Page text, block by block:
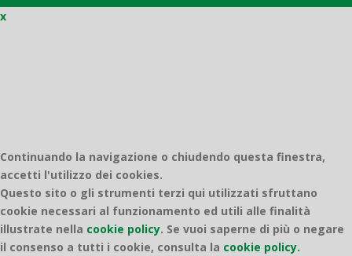
x
Continuando la navigazione o chiudendo questa finestra,
accetti l'utilizzo dei cookies.
Questo sito o gli strumenti terzi qui utilizzati sfruttano
cookie necessari al funzionamento ed utili alle finalità
illustrate nella cookie policy. Se vuoi saperne di più o negare
il consenso a tutti i cookie, consulta la cookie policy.